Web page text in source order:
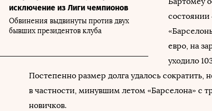
исключение из Лиги чемпионов
Обвинения выдвинуты против двух
бывших президентов клуба
состоянии
евро, на
уходило
Постепенно размер долга удалось сократить,
в частности, минувшим летом «Барселона» с
новичков.